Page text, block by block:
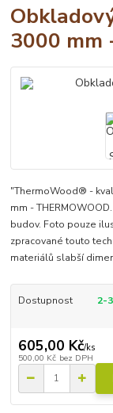
3000 mm
"ThermoWood® -
mm -
budov. Foto pouze
zpracované touto
materiálů slabší
Dostupnost 2-
605,00 Kč/ks
500,00 Kč bez DPH